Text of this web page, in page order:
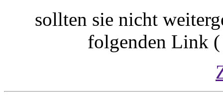
sollten sie nicht
folgenden Link